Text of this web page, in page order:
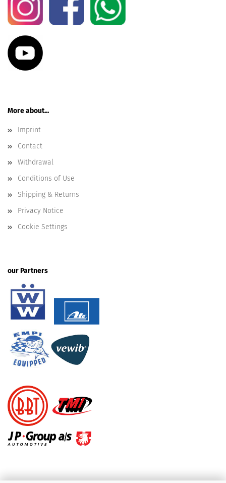
More about...
Imprint
Contact
Withdrawal
Conditions of Use
Shipping & Returns
Privacy Notice
Cookie Settings
our Partners